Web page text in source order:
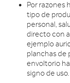
Por razones
tipo de
personal,
directo con
ejemplo
planchas de
envoltorio
signo de uso.